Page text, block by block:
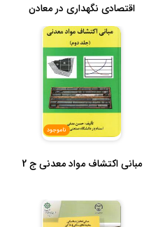
اقتصادی نگهداری در معادن
ناموجود
مبانی اکتشاف مواد معدنی ج 2